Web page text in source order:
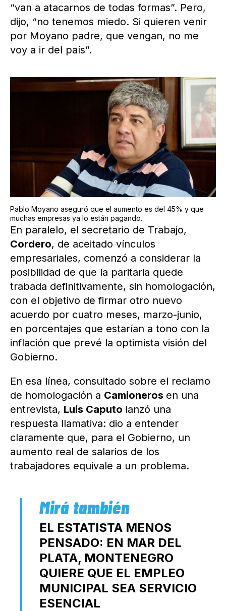
“van a atacarnos de todas formas”. Pero,
dijo, “no tenemos miedo. Si quieren venir
por Moyano padre, que vengan, no me
voy a ir del país”.
Pablo Moyano aseguró que el aumento es del 45% y que
muchas empresas ya lo están pagando.
En paralelo, el secretario de Trabajo,
Cordero, de aceitado vínculos
empresariales, comenzó a considerar la
posibilidad de que la paritaria quede
trabada definitivamente, sin homologación,
con el objetivo de firmar otro nuevo
acuerdo por cuatro meses, marzo-junio,
en porcentajes que estarían a tono con la
inflación que prevé la optimista visión del
Gobierno.
En esa línea, consultado sobre el reclamo
de homologación a Camioneros en una
entrevista, Luis Caputo lanzó una
respuesta llamativa: dio a entender
claramente que, para el Gobierno, un
aumento real de salarios de los
trabajadores equivale a un problema.
EL ESTATISTA MENOS
PENSADO: EN MAR DEL
PLATA, MONTENEGRO
QUIERE QUE EL EMPLEO
MUNICIPAL SEA SERVICIO
ESENCIAL